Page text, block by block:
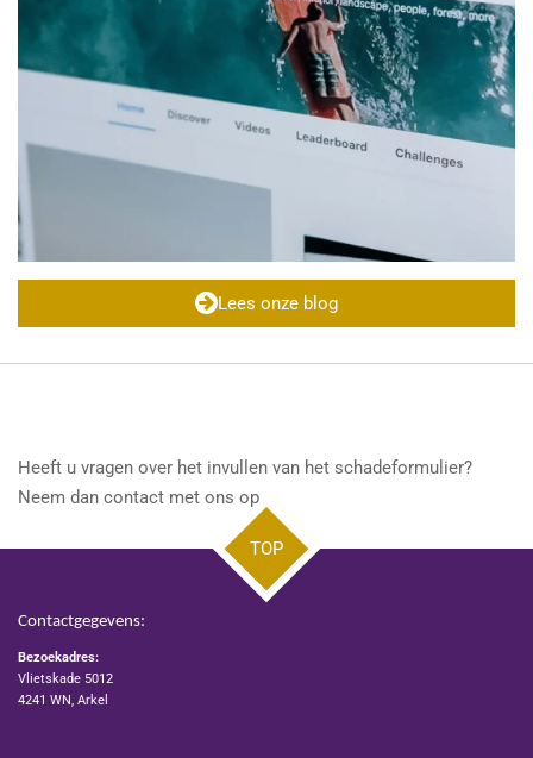
Lees onze blog
Heeft u vragen over het invullen van het schadeformulier?
Neem dan contact met ons op.
TOP
Contactgegevens:
Bezoekadres:
Vlietskade 5012
4241 WN, Arkel